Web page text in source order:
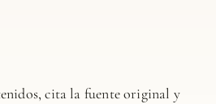
cita la fuente original y